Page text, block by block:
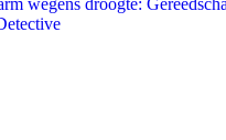
wegens droogte: